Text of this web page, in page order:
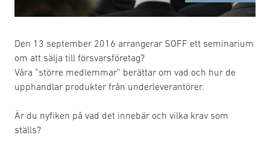
Den 13 september 2016 arrangerar SOFF ett seminarium
om att sälja till försvarsföretag?
Våra ”större medlemmar” berättar om vad och hur de
upphandlar produkter från underleverantörer.
Är du nyfiken på vad det innebär och vilka krav som
ställs?